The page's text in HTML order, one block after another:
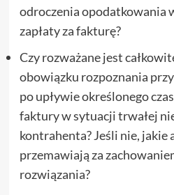
odroczenia opodatkowania
zapłaty za fakturę?
Czy rozważane jest
obowiązku rozpoznania
po upływie określonego
faktury w sytuacji trwałej
kontrahenta? Jeśli nie, jakie
przemawiają za
rozwiązania?